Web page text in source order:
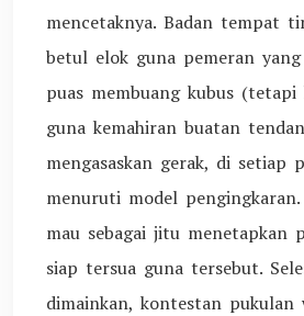
mencetaknya. Badan tempat
betul elok guna pemeran
puas membuang kubus
guna kemahiran buatan
mengasaskan gerak, di setiap
menuruti model
mau sebagai jitu menetapkan
siap tersua guna tersebut.
dimainkan, kontestan pukulan